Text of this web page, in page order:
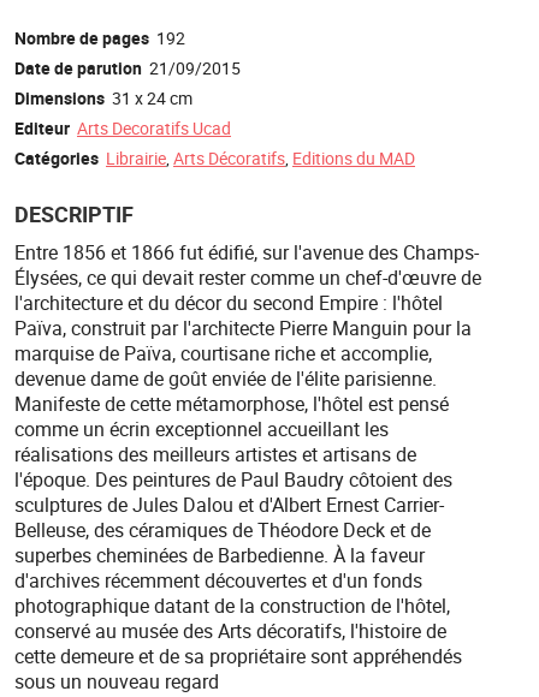
Nombre de pages 192
Date de parution 21/09/2015
Dimensions 31 x 24 cm
Editeur Arts Decoratifs Ucad
Catégories Librairie,Arts Décoratifs, Editions du MAD
DESCRIPTIF
Entre 1856 et 1866 fut édifié, sur l'avenue des Champs-
Élysées, ce qui devait rester comme un chef-d'œuvre de
l'architecture et du décor du second Empire : l'hôtel
Païva, construit par l'architecte Pierre Manguin pour la
marquise de Païva, courtisane riche et accomplie,
devenue dame de goût enviée de l'élite parisienne.
Manifeste de cette métamorphose, l'hôtel est pensé
comme un écrin exceptionnel accueillant les
réalisations des meilleurs artistes et artisans de
l'époque. Des peintures de Paul Baudry côtoient des
sculptures de Jules Dalou et d'Albert Ernest Carrier-
Belleuse, des céramiques de Théodore Deck et de
superbes cheminées de Barbedienne. À la faveur
d'archives récemment découvertes et d'un fonds
photographique datant de la construction de l'hôtel,
conservé au musée des Arts décoratifs, l'histoire de
cette demeure et de sa propriétaire sont appréhendés
sous un nouveau regard